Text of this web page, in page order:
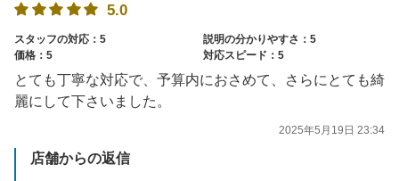
5.0
スタッフの対応：5
説明の分かりやすさ：5
価格：5
対応スピード：5
とても丁寧な対応で、予算内におさめて、さらにとても綺
麗にして下さいました。
2025年5月19日 23:34
店舗からの返信